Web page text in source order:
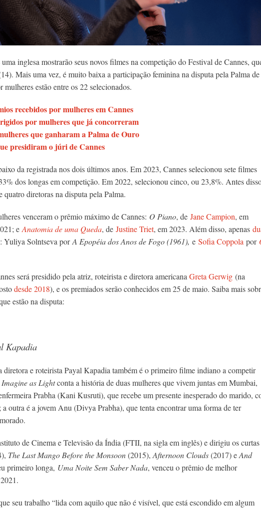
inglesa mostrarão seus novos filmes na competição do Festival de Cannes,
Mais uma vez, é muito baixa a participação feminina na disputa pela Palma de
estão entre os 22 selecionados.
recebidos por mulheres em Cannes
por mulheres que já concorreram
que ganharam a Palma de Ouro
presidiram o júri de Cannes
da registrada nos dois últimos anos. Em 2023, Cannes selecionou sete filmes
dos longas em competição. Em 2022, selecionou cinco, ou 23,8%. Antes
diretoras na disputa pela Palma.
venceram o prêmio máximo de Cannes: O Piano, de Jane Campion, em
eAnatomia de uma Queda, de Justine Triet, em 2023. Além disso, apenas
Yuliya Solntseva porA Epopéia dos Anos de Fogo (1961), e Sofia Coppola por
será presidido pela atriz, roteirista e diretora americanaGreta Gerwig (na
desde 2018), e os premiados serão conhecidos em 25 de maio. Saiba mais
estão na disputa:
Kapadia
e roteirista Payal Kapadia também é o primeiro filme indiano a competir
as Lightconta a história de duas mulheres que vivem juntas em Mumbai,
Prabha (Kani Kusruti), que recebe um presente inesperado do marido,
outra é a jovem Anu (Divya Prabha), que tenta encontrar uma forma de ter
de Cinema e Televisão da Índia (FTII, na sigla em inglês) e dirigiu os curtas
The Last Mango Before the Monsoon(2015),Afternoon Clouds(2017) eAnd
primeiro longa, Uma Noite Sem Saber Nada, venceu o prêmio de melhor
seu trabalho “lida com aquilo que não é visível, que está escondido em algum